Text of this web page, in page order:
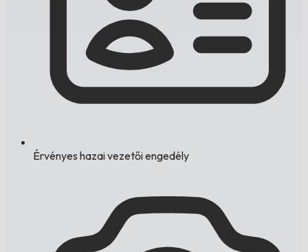
Érvényes hazai vezetői engedély